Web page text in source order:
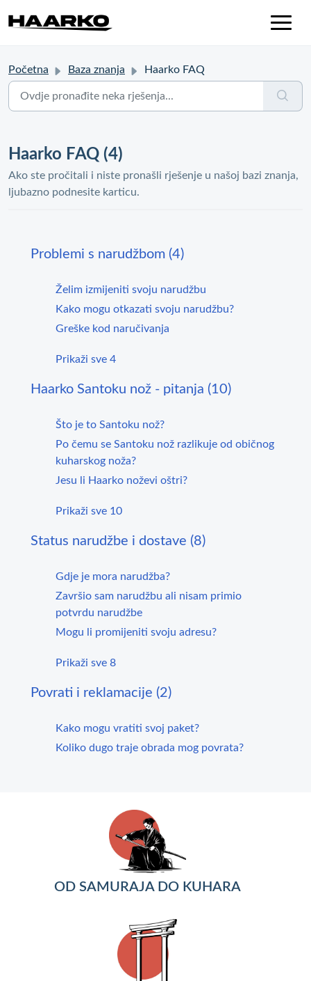
Početna Baza znanja Haarko FAQ
Haarko FAQ (4)
Ako ste pročitali i niste pronašli rješenje u našoj bazi znanja,
ljubazno podnesite karticu.
Problemi s narudžbom (4)
Želim izmijeniti svoju narudžbu
Kako mogu otkazati svoju narudžbu?
Greške kod naručivanja
Prikaži sve 4
Haarko Santoku nož - pitanja (10)
Što je to Santoku nož?
Po čemu se Santoku nož razlikuje od običnog
kuharskog noža?
Jesu li Haarko noževi oštri?
Prikaži sve 10
Status narudžbe i dostave (8)
Gdje je mora narudžba?
Završio sam narudžbu ali nisam primio
potvrdu narudžbe
Mogu li promijeniti svoju adresu?
Prikaži sve 8
Povrati i reklamacije (2)
Kako mogu vratiti svoj paket?
Koliko dugo traje obrada mog povrata?
OD SAMURAJA DO KUHARA